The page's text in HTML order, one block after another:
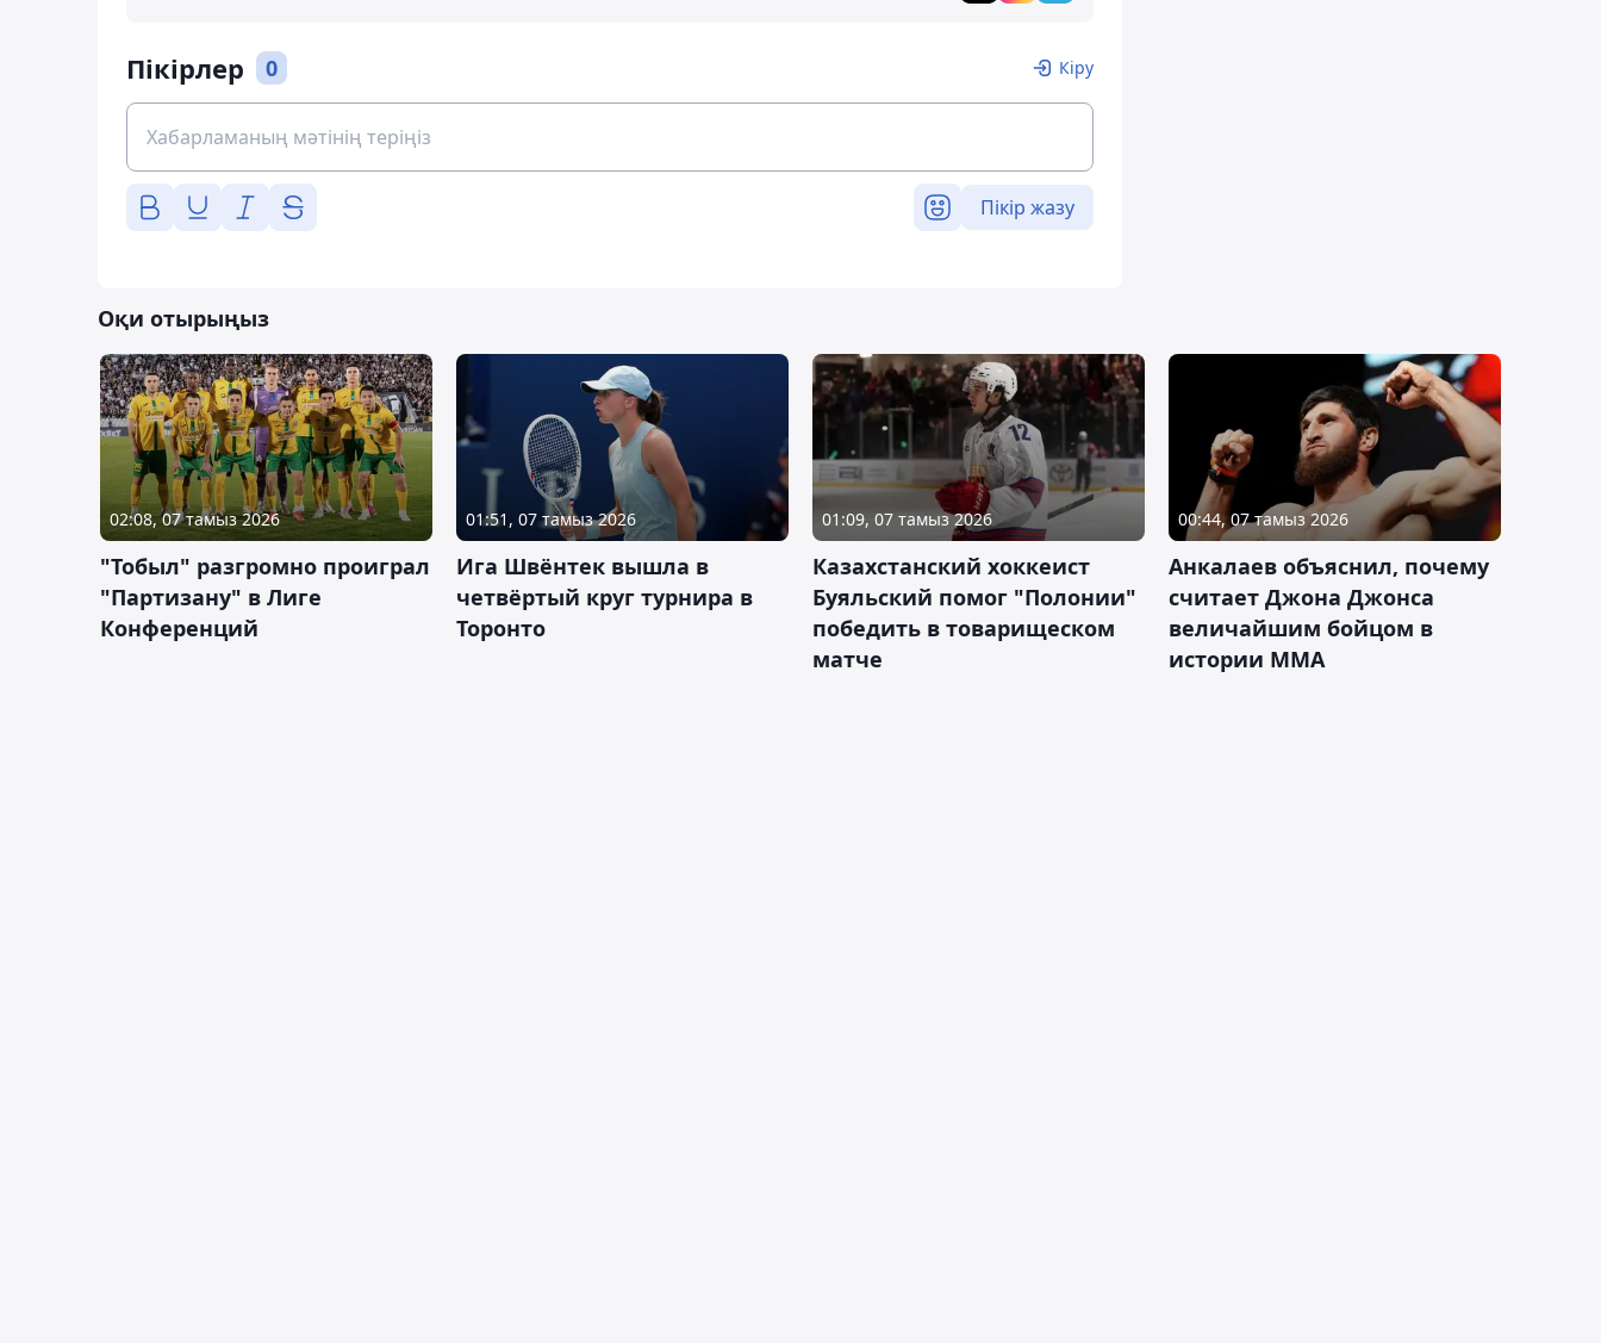
Пікірлер 0 Кіру
Пікір жазу
Оқи отырыңыз
02:08, 07 тамыз 2026
"Тобыл" разгромно проиграл
"Партизану" в Лиге
Конференций
01:51, 07 тамыз 2026
Ига Швёнтек вышла в
четвёртый круг турнира в
Торонто
01:09, 07 тамыз 2026
Казахстанский хоккеист
Буяльский помог "Полонии"
победить в товарищеском
матче
00:44, 07 тамыз 2026
Анкалаев объяснил, почему
считает Джона Джонса
величайшим бойцом в
истории ММА